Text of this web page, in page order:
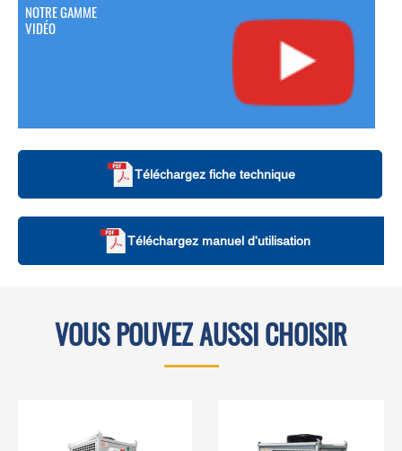
NOTRE GAMME
VIDÉO
Téléchargez fiche technique
Téléchargez manuel d'utilisation
VOUS POUVEZ AUSSI CHOISIR